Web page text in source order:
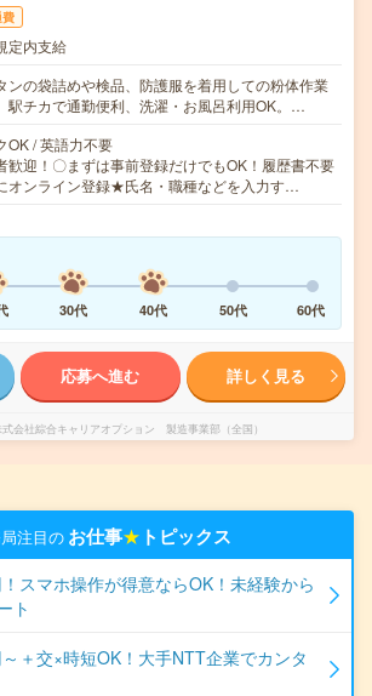
定内支給
ンの袋詰めや検品、防護服を着用しての粉体作業
駅チカで通勤便利、洗濯・お風呂利用OK。…
OK / 英語力不要
迎！〇まずは事前登録だけでもOK！履歴書不要
オンライン登録★氏名・職種などを入力す…
30代 40代 50代 60代
応募へ進む 詳しく見る
式会社綜合キャリアオプション 製造事業部（全国）
注目の お仕事★ トピックス
スマホ操作が得意ならOK！未経験から
ト
＋交×時短OK！大手NTT企業でカンタ